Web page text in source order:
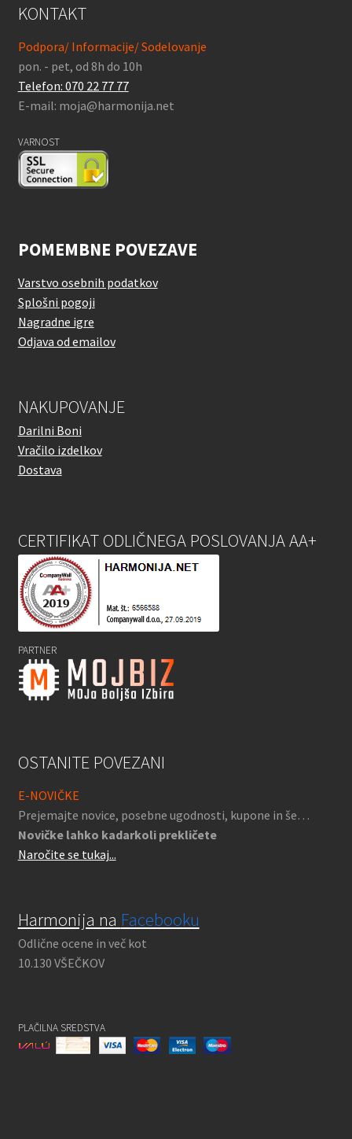
KONTAKT
Podpora/ Informacije/ Sodelovanje
pon. - pet, od 8h do 10h
Telefon: 070 22 77 77
E-mail: moja@harmonija.net
VARNOST
POMEMBNE POVEZAVE
Varstvo osebnih podatkov
Splošni pogoji
Nagradne igre
Odjava od emailov
NAKUPOVANJE
Darilni Boni
Vračilo izdelkov
Dostava
CERTIFIKAT ODLIČNEGA POSLOVANJA AA+
PARTNER
OSTANITE POVEZANI
E-NOVIČKE
Prejemajte novice, posebne ugodnosti, kupone in še…
Novičke lahko kadarkoli prekličete
Naročite se tukaj...
Harmonija na Facebooku
Odlične ocene in več kot
10.130 VŠEČKOV
PLAČILNA SREDSTVA